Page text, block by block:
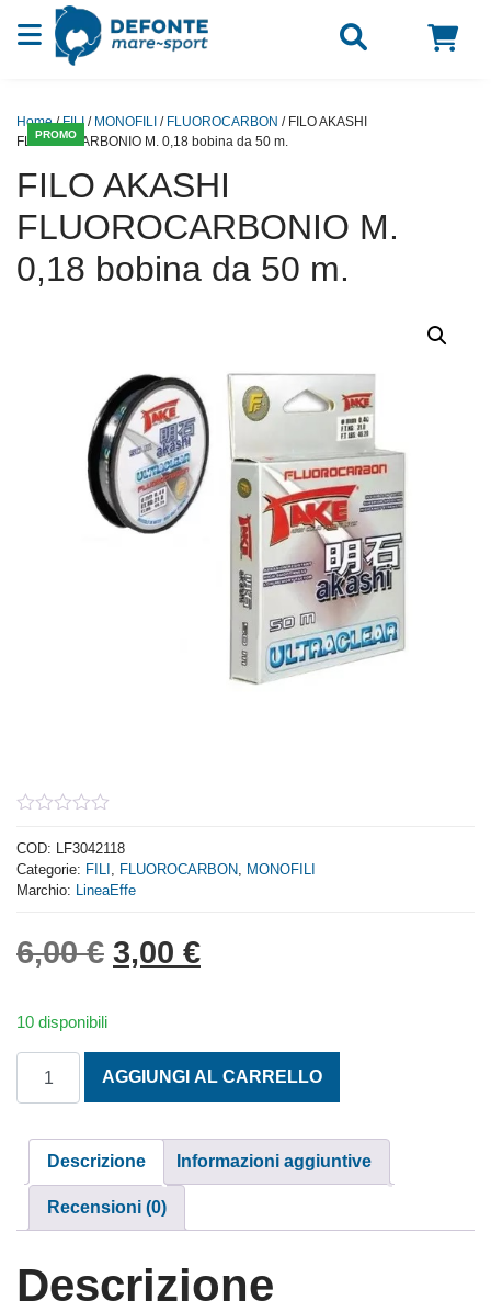
Vai al contenuto
PROMO
Home/FILI / MONOFILI / FLUOROCARBON / FILO AKASHI
FLUOROCARBONIO M. 0,18 bobina da 50 m.
FILO AKASHI
FLUOROCARBONIO M.
0,18 bobina da 50 m.
out
of
5
COD: LF3042118
Categorie: FILI , FLUOROCARBON, MONOFILI
Marchio: LineaEffe
6,00€ Il prezzo originale era:
3,00 €Il prezzo attuale è:
10 disponibili
AGGIUNGI AL CARRELLO
Descrizione Informazioni aggiuntive
Recensioni (0)
Descrizione